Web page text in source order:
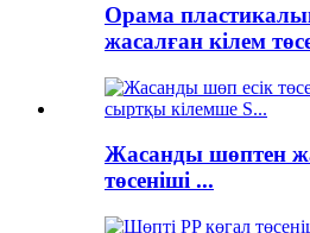
Орама
жасалған кілем
Жасанды шөптен
төсеніші ...